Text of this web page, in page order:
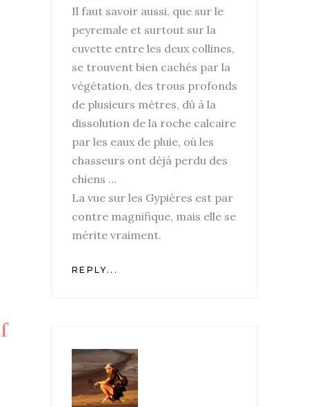
Il faut savoir aussi, que sur le
peyremale et surtout sur la
cuvette entre les deux collines,
se trouvent bien cachés par la
végétation, des trous profonds
de plusieurs mètres, dû à la
dissolution de la roche calcaire
par les eaux de pluie, où les
chasseurs ont déjà perdu des
chiens …
La vue sur les Gypières est par
contre magnifique, mais elle se
mérite vraiment.
REPLY...